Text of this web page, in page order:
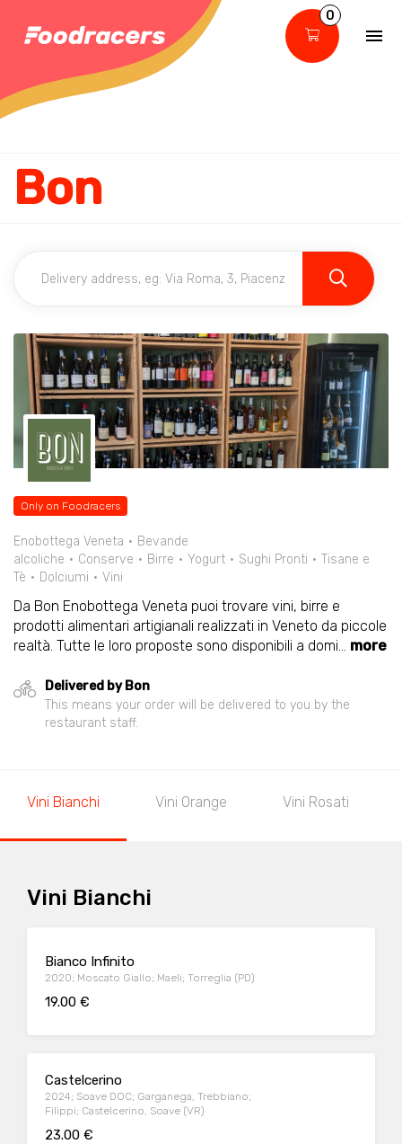
0
Bon
Only on Foodracers
Enobottega Veneta
Bevande
alcoliche
Conserve Birre Yogurt Sughi Pronti
Tisane e
Tè
Dolciumi Vini
Da Bon Enobottega Veneta puoi trovare vini, birre e
prodotti alimentari artigianali realizzati in Veneto da piccole
realtà. Tutte le loro proposte sono disponibili a domi... more
Delivered by Bon
This means your order will be delivered to you by the
restaurant staff.
Vini Bianchi Vini Orange Vini Rosati
Vini Bianchi
Bianco Infinito
2020; Moscato Giallo; Maeli; Torreglia (PD)
19.00 €
Castelcerino
2024; Soave DOC; Garganega, Trebbiano;
Filippi; Castelcerino, Soave (VR)
23.00 €